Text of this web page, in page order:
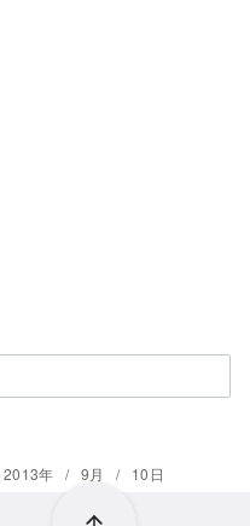
2013年 9月 10日